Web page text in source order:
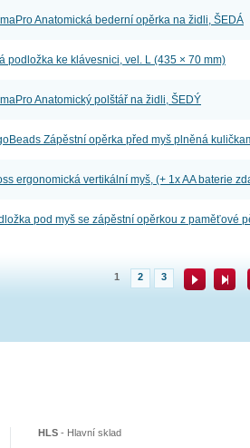
Anatomická bederní opěrka na židli, ŠEDÁ
podložka ke klávesnici, vel. L (435 × 70 mm)
Anatomický polštář na židli, ŠEDÝ
Zápěstní opěrka před myš plněná
ergonomická vertikální myš, (+ 1x AA baterie
pod myš se zápěstní opěrkou z paměťové
1 2 3
HLS - Hlavní sklad